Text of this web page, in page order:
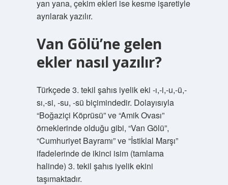
yan yana, çekim ekleri ise kesme işaretiyle
ayrılarak yazılır.
Van Gölü’ne gelen
ekler nasıl yazılır?
Türkçede 3. tekil şahıs iyelik eki -ı,-i,-u,-ü,-
sı,-si, -su, -sü biçimindedir. Dolayısıyla
“Boğaziçi Köprüsü” ve “Amik Ovası”
örneklerinde olduğu gibi, “Van Gölü”,
“Cumhuriyet Bayramı” ve “İstiklal Marşı”
ifadelerinde de ikinci isim (tamlama
halinde) 3. tekil şahıs iyelik ekini
taşımaktadır.